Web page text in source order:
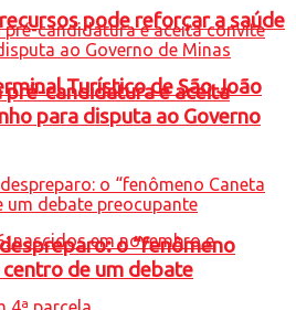
pode reforçar a saúde
Turístico de São João
candidatura e aceita
para disputa ao Governo
o “fenômeno
centro de um debate